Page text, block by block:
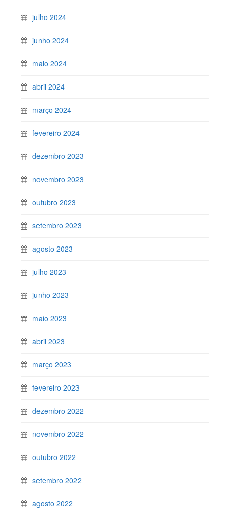
julho 2024
junho 2024
maio 2024
abril 2024
março 2024
fevereiro 2024
dezembro 2023
novembro 2023
outubro 2023
setembro 2023
agosto 2023
julho 2023
junho 2023
maio 2023
abril 2023
março 2023
fevereiro 2023
dezembro 2022
novembro 2022
outubro 2022
setembro 2022
agosto 2022